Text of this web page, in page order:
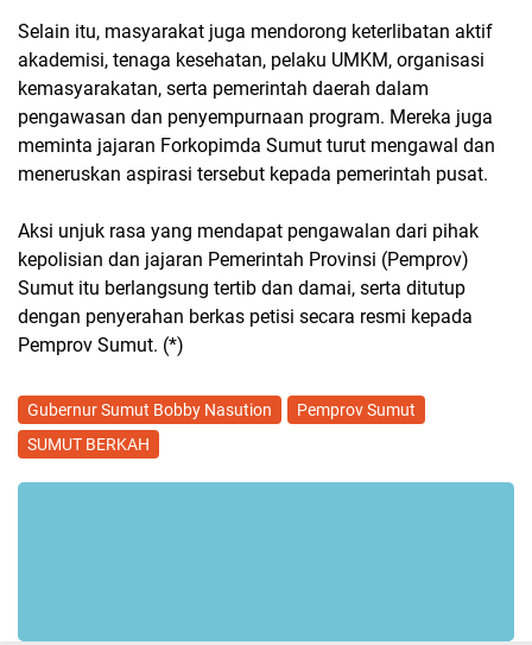
Selain itu, masyarakat juga mendorong keterlibatan aktif
akademisi, tenaga kesehatan, pelaku UMKM, organisasi
kemasyarakatan, serta pemerintah daerah dalam
pengawasan dan penyempurnaan program. Mereka juga
meminta jajaran Forkopimda Sumut turut mengawal dan
meneruskan aspirasi tersebut kepada pemerintah pusat.
Aksi unjuk rasa yang mendapat pengawalan dari pihak
kepolisian dan jajaran Pemerintah Provinsi (Pemprov)
Sumut itu berlangsung tertib dan damai, serta ditutup
dengan penyerahan berkas petisi secara resmi kepada
Pemprov Sumut. (*)
Gubernur Sumut Bobby Nasution
Pemprov Sumut
SUMUT BERKAH